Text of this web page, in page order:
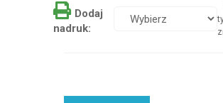
Dodaj
nadruk: